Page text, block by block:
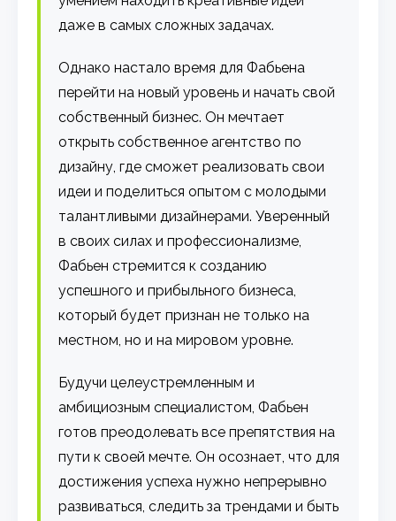
даже в самых сложных задачах.
Однако настало время для Фабьена
перейти на новый уровень и начать свой
собственный бизнес. Он мечтает
открыть собственное агентство по
дизайну, где сможет реализовать свои
идеи и поделиться опытом с молодыми
талантливыми дизайнерами. Уверенный
в своих силах и профессионализме,
Фабьен стремится к созданию
успешного и прибыльного бизнеса,
который будет признан не только на
местном, но и на мировом уровне.
Будучи целеустремленным и
амбициозным специалистом, Фабьен
готов преодолевать все препятствия на
пути к своей мечте. Он осознает, что для
достижения успеха нужно непрерывно
развиваться, следить за трендами и быть